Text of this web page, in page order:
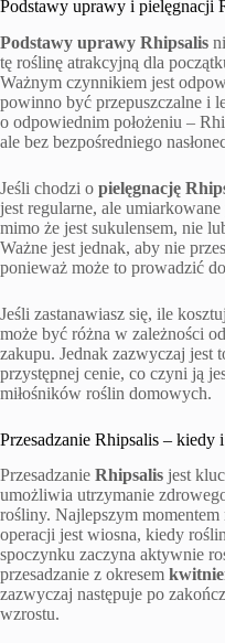
Podstawy uprawy i pielęgnacji
Podstawy uprawy Rhipsalis
tę roślinę atrakcyjną dla
Ważnym czynnikiem jest
powinno być przepuszczalne i
o odpowiednim położeniu –
ale bez bezpośredniego
Jeśli chodzi o pielęgnację
jest regularne, ale umiarkowane
mimo że jest sukulensem, nie
Ważne jest jednak, aby nie
ponieważ może to prowadzić
Jeśli zastanawiasz się, ile
może być różna w zależności
zakupu. Jednak zazwyczaj jest
przystępnej cenie, co czyni ją
miłośników roślin domowych.
Przesadzanie Rhipsalis – kiedy
Przesadzanie Rhipsalis jest
umożliwia utrzymanie
rośliny. Najlepszym momentem
operacji jest wiosna, kiedy
spoczynku zaczyna aktywnie
przesadzanie z okresem
zazwyczaj następuje po
wzrostu.